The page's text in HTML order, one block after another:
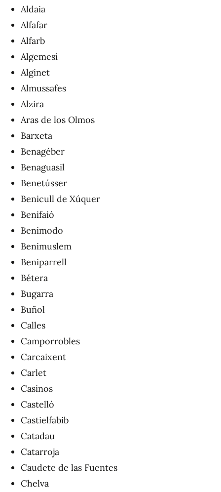
Aldaia
Alfafar
Alfarb
Algemesí
Alginet
Almussafes
Alzira
Aras de los Olmos
Barxeta
Benagéber
Benaguasil
Benetússer
Benicull de Xúquer
Benifaió
Benimodo
Benimuslem
Beniparrell
Bétera
Bugarra
Buñol
Calles
Camporrobles
Carcaixent
Carlet
Casinos
Castelló
Castielfabib
Catadau
Catarroja
Caudete de las Fuentes
Chelva